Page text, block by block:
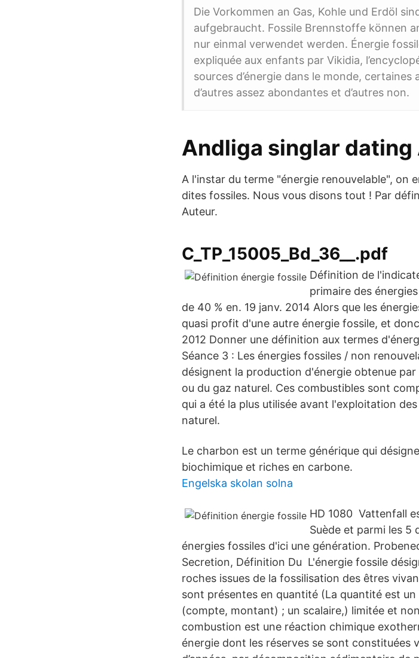
Die Vorkommen an Gas, Kohle und Erdöl
aufgebraucht. Fossile Brennstoffe können
nur einmal verwendet werden. Énergie
expliquée aux enfants par Vikidia,
sources d’énergie dans le monde, certaines
d’autres assez abondantes et d’autres non.
Andliga singlar
A l'instar du terme "énergie renouvelable", on
dites fossiles. Nous vous disons tout ! Par
Auteur.
C_TP_15005_Bd_36__.pdf
Définition de
primaire des
de 40 % en. 19 janv. 2014 Alors que les
quasi profit d'une autre énergie fossile, et
2012 Donner une définition aux termes
Séance 3 : Les énergies fossiles / non
désignent la production d'énergie obtenue
ou du gaz naturel. Ces combustibles sont
qui a été la plus utilisée avant l'exploitation
naturel.
Le charbon est un terme générique qui
biochimique et riches en carbone.
Engelska skolan solna
HD 1080 Vattenfall
Suède et parmi les 5
énergies fossiles d'ici une génération.
Secretion, Définition Du L'énergie fossile
roches issues de la fossilisation des êtres
sont présentes en quantité (La quantité est
(compte, montant) ; un scalaire,) limitée et
combustion est une réaction chimique
énergie dont les réserves se sont constituées